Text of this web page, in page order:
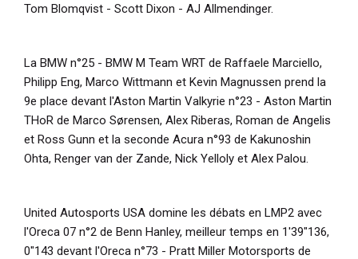
Tom Blomqvist - Scott Dixon - AJ Allmendinger.
La BMW n°25 - BMW M Team WRT de Raffaele Marciello,
Philipp Eng, Marco Wittmann et Kevin Magnussen prend la
9e place devant l'Aston Martin Valkyrie n°23 - Aston Martin
THoR de Marco Sørensen, Alex Riberas, Roman de Angelis
et Ross Gunn et la seconde Acura n°93 de Kakunoshin
Ohta, Renger van der Zande, Nick Yelloly et Alex Palou.
United Autosports USA domine les débats en LMP2 avec
l'Oreca 07 n°2 de Benn Hanley, meilleur temps en 1'39"136,
0"143 devant l'Oreca n°73 - Pratt Miller Motorsports de